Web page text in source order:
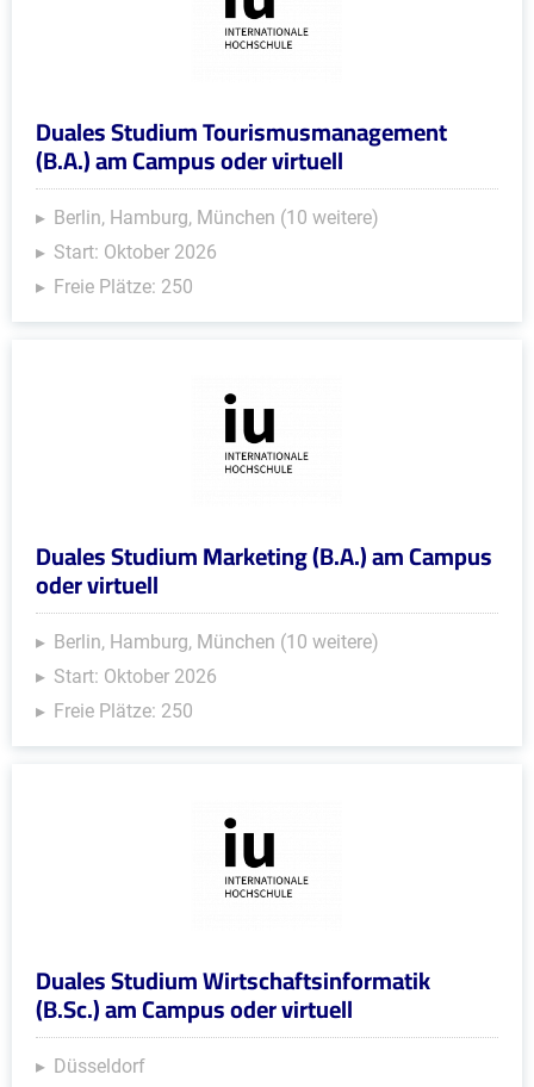
Duales Studium Tourismusmanagement
(B.A.) am Campus oder virtuell
Berlin, Hamburg, München (10 weitere)
Start: Oktober 2026
Freie Plätze: 250
Duales Studium Marketing (B.A.) am Campus
oder virtuell
Berlin, Hamburg, München (10 weitere)
Start: Oktober 2026
Freie Plätze: 250
Duales Studium Wirtschaftsinformatik
(B.Sc.) am Campus oder virtuell
Düsseldorf